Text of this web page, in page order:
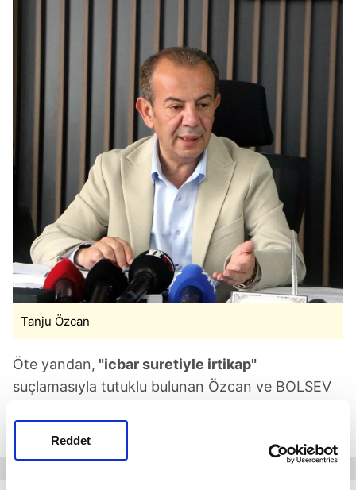
Reddet
Tanju Özcan
Öte yandan, "icbar suretiyle irtikap"
suçlamasıyla tutuklu bulunan Özcan ve BOLSEV